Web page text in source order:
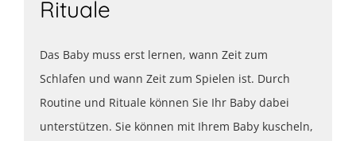
Rituale
Das Baby muss erst lernen, wann Zeit zum
Schlafen und wann Zeit zum Spielen ist. Durch
Routine und Rituale können Sie Ihr Baby dabei
unterstützen. Sie können mit Ihrem Baby kuscheln,